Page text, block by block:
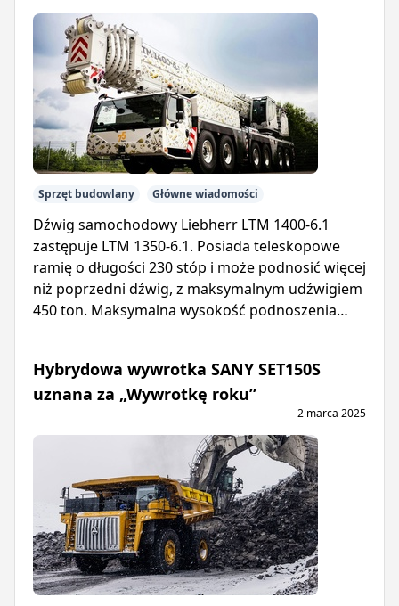
Sprzęt budowlany Główne wiadomości
Dźwig samochodowy Liebherr LTM 1400-6.1
zastępuje LTM 1350-6.1. Posiada teleskopowe
ramię o długości 230 stóp i może podnosić więcej
niż poprzedni dźwig, z maksymalnym udźwigiem
450 ton. Maksymalna wysokość podnoszenia
Hybrydowa wywrotka SANY SET150S
uznana za „Wywrotkę roku”
2 marca 2025